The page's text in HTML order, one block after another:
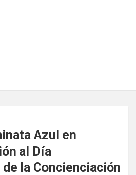
Azul en
al Día
la Concienciación